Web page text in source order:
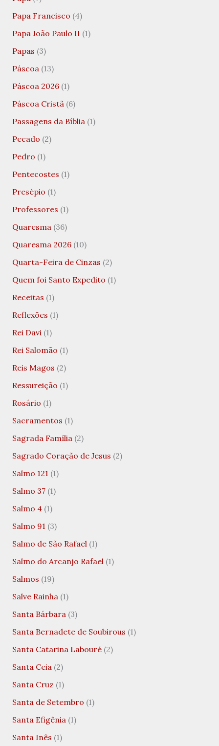
Papa Francisco (4)
Papa João Paulo II (1)
Papas (3)
Páscoa(13)
Páscoa 2026(1)
Páscoa Cristã(6)
Passagens da Bíblia(1)
Pecado (2)
Pedro (1)
Pentecostes (1)
Presépio (1)
Professores (1)
Quaresma(36)
Quaresma 2026(10)
Quarta-Feira de Cinzas (2)
Quem foi Santo Expedito (1)
Receitas (1)
Reflexões (1)
Rei Davi(1)
Rei Salomão (1)
Reis Magos (2)
Ressureição (1)
Rosário (1)
Sacramentos (1)
Sagrada Família(2)
Sagrado Coração de Jesus (2)
Salmo 121 (1)
Salmo 37(1)
Salmo 4(1)
Salmo 91 (3)
Salmo de São Rafael(1)
Salmo do Arcanjo Rafael(1)
Salmos (19)
Salve Rainha(1)
Santa Bárbara(3)
Santa Bernadete de Soubirous (1)
Santa Catarina Labouré(2)
Santa Ceia(2)
Santa Cruz (1)
Santa de Setembro (1)
Santa Efigênia(1)
Santa Inês (1)